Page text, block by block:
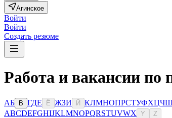
Агинское
Войти
Войти
Создать резюме
Работа и вакансии по
АБ В ГДЕ Ё ЖЗИ Й КЛМНОПРСТУФХЦЧ
ABCDEFGHIJKLMNOPQRSTUVWX Y Z